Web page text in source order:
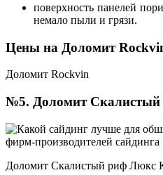
поверхность панелей
немало пыли и грязи.
Цены на Доломит
Доломит Rockvin
№5. Доломит
Доломит Скалистый риф Люкс